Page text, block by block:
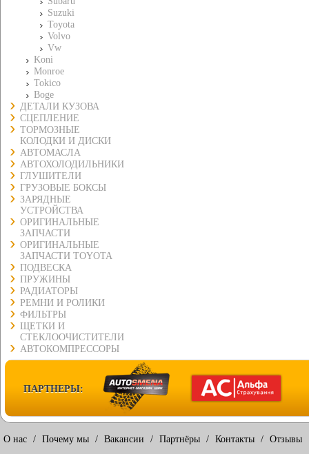
Suzuki
Toyota
Volvo
Vw
Koni
Monroe
Tokico
Boge
ДЕТАЛИ КУЗОВА
СЦЕПЛЕНИЕ
ТОРМОЗНЫЕ
КОЛОДКИ И ДИСКИ
АВТОМАСЛА
АВТОХОЛОДИЛЬНИКИ
ГЛУШИТЕЛИ
ГРУЗОВЫЕ БОКСЫ
ЗАРЯДНЫЕ
УСТРОЙСТВА
ОРИГИНАЛЬНЫЕ
ЗАПЧАСТИ
ОРИГИНАЛЬНЫЕ
ЗАПЧАСТИ TOYOTA
ПОДВЕСКА
ПРУЖИНЫ
РАДИАТОРЫ
РЕМНИ И РОЛИКИ
ФИЛЬТРЫ
ЩЕТКИ И
СТЕКЛООЧИСТИТЕЛИ
АВТОКОМПРЕССОРЫ
ПАРТНЕРЫ:
О нас / Почему мы / Вакансии / Партнёры / Контакты / Отзывы